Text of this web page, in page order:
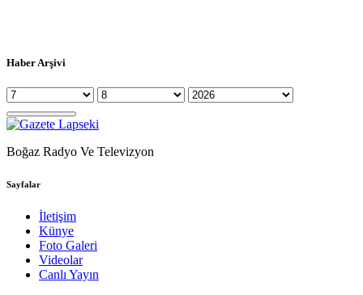
Haber Arşivi
Boğaz Radyo Ve Televizyon
Sayfalar
İletişim
Künye
Foto Galeri
Videolar
Canlı Yayın